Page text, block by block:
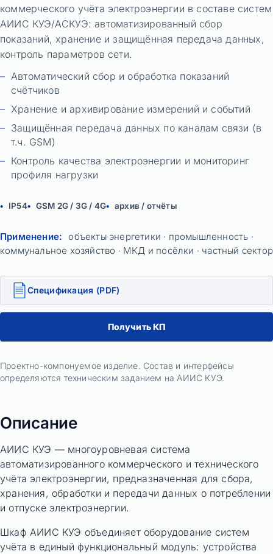
коммерческого учёта электроэнергии в составе систем
АИИС КУЭ/АСКУЭ: автоматизированный сбор
показаний, хранение и защищённая передача данных,
контроль параметров сети.
Автоматический сбор и обработка показаний
счётчиков
Хранение и архивирование измерений и событий
Защищённая передача данных по каналам связи (в
т.ч. GSM)
Контроль качества электроэнергии и мониторинг
профиля нагрузки
IP54 GSM 2G / 3G / 4G архив / отчёты
Применение: объекты энергетики · промышленность ·
коммунальное хозяйство · МКД и посёлки · частный сектор
Спецификация (PDF)
Получить КП
Проектно-компонуемое изделие. Состав и интерфейсы
определяются техническим заданием на АИИС КУЭ.
Описание
АИИС КУЭ — многоуровневая система
автоматизированного коммерческого и технического
учёта электроэнергии, предназначенная для сбора,
хранения, обработки и передачи данных о потреблении
и отпуске электроэнергии.
Шкаф АИИС КУЭ объединяет оборудование систем
учёта в единый функциональный модуль: устройства